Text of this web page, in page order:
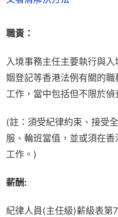
職責：
入境事務主任主要執行與
姻登記等香港法例有關的
工作，當中包括但不限於偵
(註：須受紀律約束、接受
服、輪班當值，並或須在
工作。)
薪酬:
紀律人員(主任級)薪級表